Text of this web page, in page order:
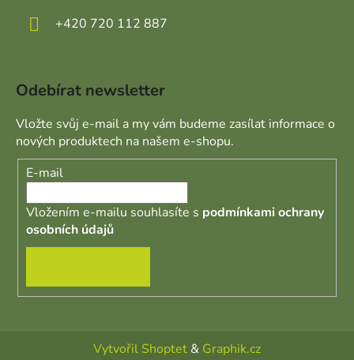
+420 720 112 887
Odebírat newsletter
Vložte svůj e-mail a my vám budeme zasílat informace o
nových produktech na našem e-shopu.
E-mail
Vložením e-mailu souhlasíte s podmínkami ochrany
osobních údajů
Vytvořil Shoptet & Graphik.cz